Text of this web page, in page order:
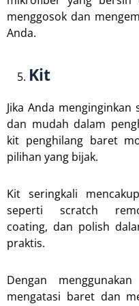
menggosok dan
Anda.
Kit
Jika Anda menginginkan
dan mudah dalam
kit penghilang baret
pilihan yang bijak.
Kit seringkali
seperti scratch
coating, dan polish
praktis.
Dengan
mengatasi baret dan